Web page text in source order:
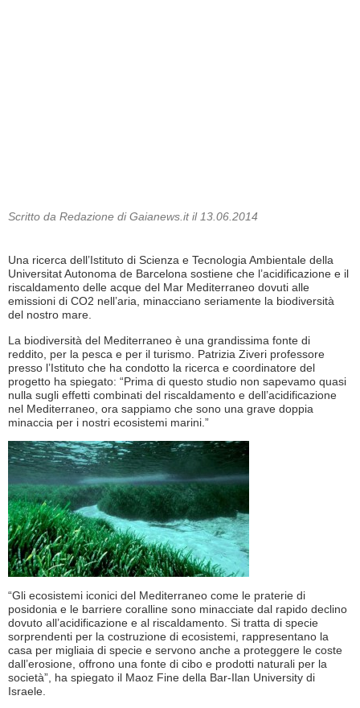
Scritto da Redazione di Gaianews.it il 13.06.2014
Una ricerca dell’Istituto di Scienza e Tecnologia Ambientale della
Universitat Autonoma de Barcelona sostiene che l’acidificazione e il
riscaldamento delle acque del Mar Mediterraneo dovuti alle
emissioni di CO2 nell’aria, minacciano seriamente la biodiversità
del nostro mare.
La biodiversità del Mediterraneo è una grandissima fonte di
reddito, per la pesca e per il turismo. Patrizia Ziveri professore
presso l’Istituto che ha condotto la ricerca e coordinatore del
progetto ha spiegato: “Prima di questo studio non sapevamo quasi
nulla sugli effetti combinati del riscaldamento e dell’acidificazione
nel Mediterraneo, ora sappiamo che sono una grave doppia
minaccia per i nostri ecosistemi marini.”
“Gli ecosistemi iconici del Mediterraneo come le praterie di
posidonia e le barriere coralline sono minacciate dal rapido declino
dovuto all’acidificazione e al riscaldamento. Si tratta di specie
sorprendenti per la costruzione di ecosistemi, rappresentano la
casa per migliaia di specie e servono anche a proteggere le coste
dall’erosione, offrono una fonte di cibo e prodotti naturali per la
società”, ha spiegato il Maoz Fine della Bar-Ilan University di
Israele.